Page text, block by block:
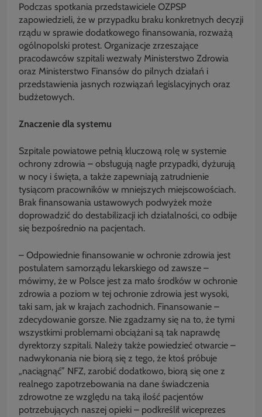
Podczas spotkania przedstawiciele OZPSP
zapowiedzieli, że w przypadku braku konkretnych decyzji
rządu w sprawie dodatkowego finansowania, rozważą
ogólnopolski protest. Organizacje zrzeszające
pracodawców szpitali wezwały Ministerstwo Zdrowia
oraz Ministerstwo Finansów do pilnych działań i
przedstawienia jasnych rozwiązań legislacyjnych oraz
budżetowych.
Znaczenie dla systemu
Szpitale powiatowe pełnią kluczową rolę w systemie
ochrony zdrowia – obsługują nagłe przypadki, dyżurują
w nocy i święta, a także zapewniają zatrudnienie
tysiącom pracowników w mniejszych miejscowościach.
Brak finansowania ustawowych podwyżek może
doprowadzić do destabilizacji ich działalności, co odbije
się bezpośrednio na pacjentach.
– Odpowiednie finansowanie w ochronie zdrowia jest
postulatem samorządu lekarskiego od zawsze –
mówimy, że w Polsce jest za mało środków w ochronie
zdrowia a poziom w tej ochronie zdrowia jest wysoki,
taki sam, jak w krajach zachodnich. Finansowanie –
zdecydowanie gorsze. Nie zgadzamy się na to, że tymi
wszystkimi problemami obciążani są tak naprawdę
dyrektorzy szpitali. Należy także powiedzieć otwarcie –
nadwykonania nie biorą się z tego, że ktoś próbuje
„naciągnąć” NFZ, zarobić dodatkowo, biorą się one z
realnego zapotrzebowania na dane świadczenia
zdrowotne ze względu na taką ilość pacjentów
potrzebujących naszej opieki – podkreślił wiceprezes